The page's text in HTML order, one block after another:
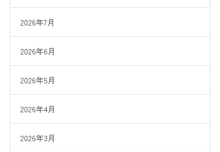
2026年7月
2026年6月
2026年5月
2026年4月
2026年3月